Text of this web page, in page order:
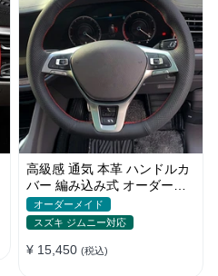
高級感 通気 本革 ハンドルカ
バー 編み込み式 オーダーメ
イド 握り感抜群 操作性アッ
プ
オーダーメイド
スズキ ジムニー対応
¥ 15,450 (税込)